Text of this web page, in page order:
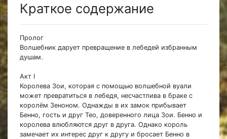
Краткое содержание
Пролог
Волшебник дарует превращение в лебедей избранным
душам.
Акт I
Королева Зои, которая с помощью волшебной вуали
может превратиться в лебедя, несчастлива в браке с
королём Зеноном. Однажды в их замок прибывает
Бенно, гость и друг Тео, доверенного лица Зои. Бенно и
королева влюбляются друг в друга. Однако король
замечает их интерес друг к другу и бросает Бенно в